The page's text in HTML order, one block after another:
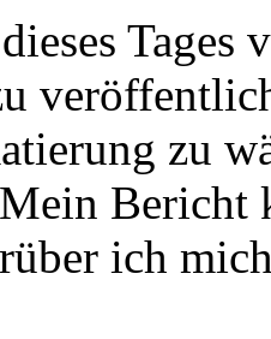
Tages
zu
Bericht
ich